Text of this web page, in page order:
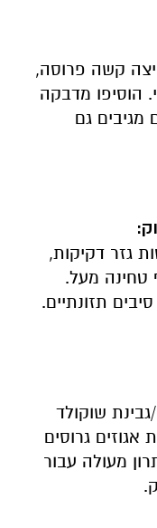
קשה פרוסה,
הוסיפו מדבקה
גם
:
גזר דקיקות,
טחינה מעל.
תזונתיים.
שוקולד
גרוסים
מעולה עבור